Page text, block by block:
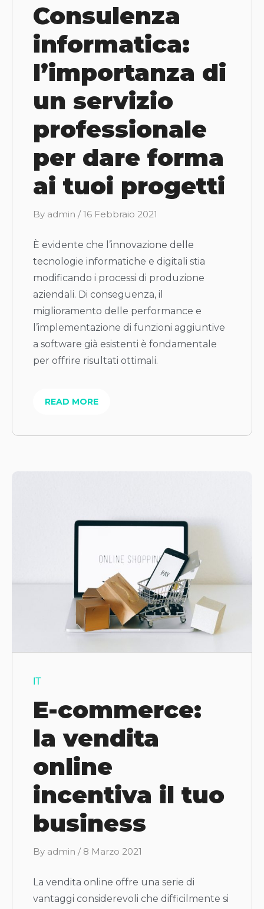
Consulenza
informatica:
l’importanza di
un servizio
professionale
per dare forma
ai tuoi progetti
B
By admin /16 Febbraio 2021
È evidente che l’innovazione delle
tecnologie informatiche e digitali stia
modificando i processi di produzione
aziendali. Di conseguenza, il
miglioramento delle performance e
l’implementazione di funzioni aggiuntive
a software già esistenti è fondamentale
per offrire risultati ottimali.
READ MORE
IT
E-commerce:
la vendita
online
incentiva il tuo
business
B
By admin / 8 Marzo 2021
La vendita online offre una serie di
vantaggi considerevoli che difficilmente si